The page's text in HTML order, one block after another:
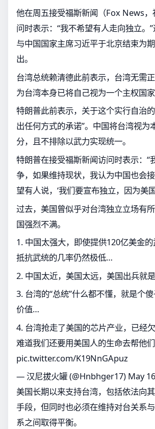
他在周五接受福斯新闻（Fox News
问时表示：“我不希望有人走向独立。
与中国国家主席习近平于北京结束为
出。
台湾总统赖清德此前表示，台湾无需
为台湾本身已将自己视为一个主权国家
特朗普此前表示，关于这个实行自治
出任何方式的承诺”。中国将台湾视为
分，且不排除以武力实现统一。
特朗普在接受福斯新闻访问时表示：“
争，如果维持现状，我认为中国也会
望有人说，‘我们要宣布独立，因为美
过去，美国曾似乎对台湾独立立场有
国强烈不满。
1. 中国太强大，即使提供120亿美金
抵抗武统的几率仍然极低…
2. 中国太近，美国太远，美国出兵就
3. 台湾的“总统”什么都不懂，就是个
价值…
4. 台湾抢走了美国的芯片产业，已经欠
难道我们还要用美国人的生命去帮他
pic.twitter.com/K19NnGApuz
— 汉尼拔火罐 (@Hnbhger17) May
美国长期以来支持台湾，包括依法向
手段，但同时也必须在维持对台关系
系之间取得平衡。